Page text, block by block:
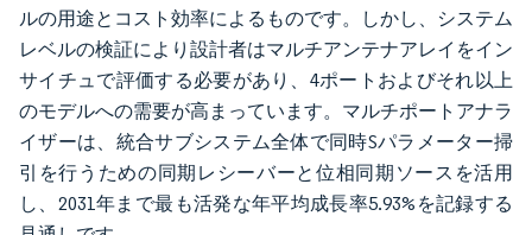
ルの用途とコスト効率によるものです。しかし、システム
レベルの検証により設計者はマルチアンテナアレイをイン
サイチュで評価する必要があり、4ポートおよびそれ以上
のモデルへの需要が高まっています。マルチポートアナラ
イザーは、統合サブシステム全体で同時Sパラメーター掃
引を行うための同期レシーバーと位相同期ソースを活用
し、2031年まで最も活発な年平均成長率5.93%を記録する